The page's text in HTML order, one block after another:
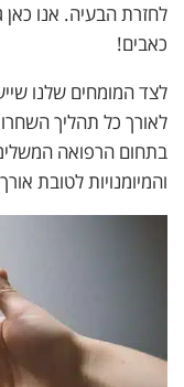
לחזרת הבעיה. אנו כאן
כאבים!
לצד המומחים שלנו
לאורך כל תהליך
בתחום הרפואה
והמיומנויות לטובת